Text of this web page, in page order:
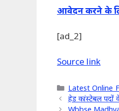
आवेदन करने के
[ad_2]
Source link
Categories
Latest Online
हेड कांस्टेबल